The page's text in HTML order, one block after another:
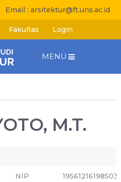
Email : arsitektur@ft.uns.ac.id
Fakultas Login
MENU
M.T.
NIP